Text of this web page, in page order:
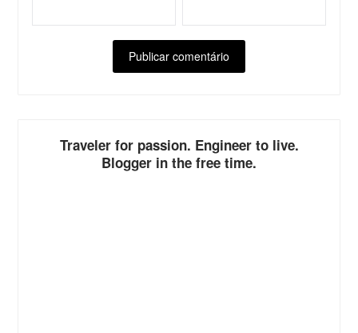
Traveler for passion. Engineer to live.
Blogger in the free time.